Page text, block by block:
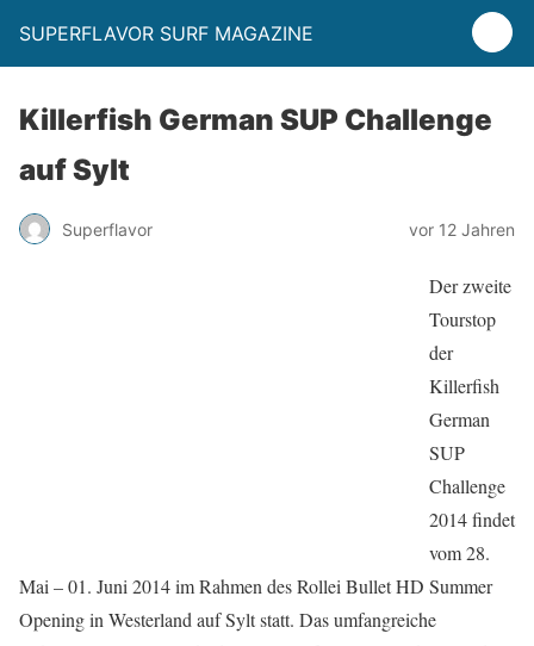
SUPERFLAVOR SURF MAGAZINE
Killerfish German SUP Challenge
auf Sylt
Superflavor vor 12 Jahren
Der zweite
Tourstop
der
Killerfish
German
SUP
Challenge
2014 findet
vom 28.
Mai – 01. Juni 2014 im Rahmen des Rollei Bullet HD Summer
Opening in Westerland auf Sylt statt. Das umfangreiche